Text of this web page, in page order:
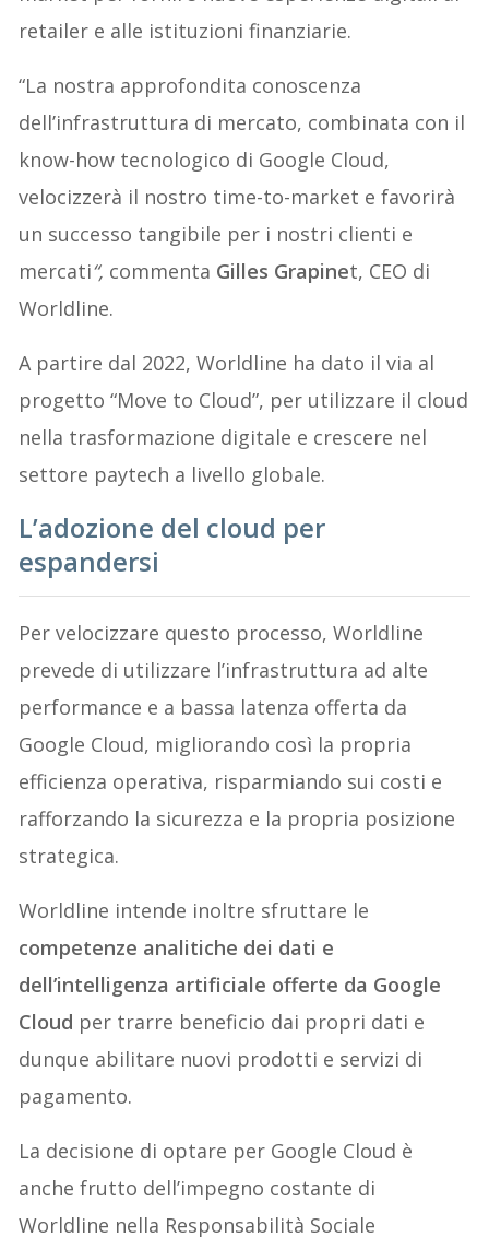
retailer e alle istituzioni finanziarie.
“La nostra approfondita conoscenza
dell’infrastruttura di mercato, combinata con il
know-how tecnologico di Google Cloud,
velocizzerà il nostro time-to-market e favorirà
un successo tangibile per i nostri clienti e
mercati“, commenta Gilles Grapinet, CEO di
Worldline.
A partire dal 2022, Worldline ha dato il via al
progetto “Move to Cloud”, per utilizzare il cloud
nella trasformazione digitale e crescere nel
settore paytech a livello globale.
L’adozione del cloud per
espandersi
Per velocizzare questo processo, Worldline
prevede di utilizzare l’infrastruttura ad alte
performance e a bassa latenza offerta da
Google Cloud, migliorando così la propria
efficienza operativa, risparmiando sui costi e
rafforzando la sicurezza e la propria posizione
strategica.
Worldline intende inoltre sfruttare le
competenze analitiche dei dati e
dell’intelligenza artificiale offerte da Google
Cloud per trarre beneficio dai propri dati e
dunque abilitare nuovi prodotti e servizi di
pagamento.
La decisione di optare per Google Cloud è
anche frutto dell’impegno costante di
Worldline nella Responsabilità Sociale